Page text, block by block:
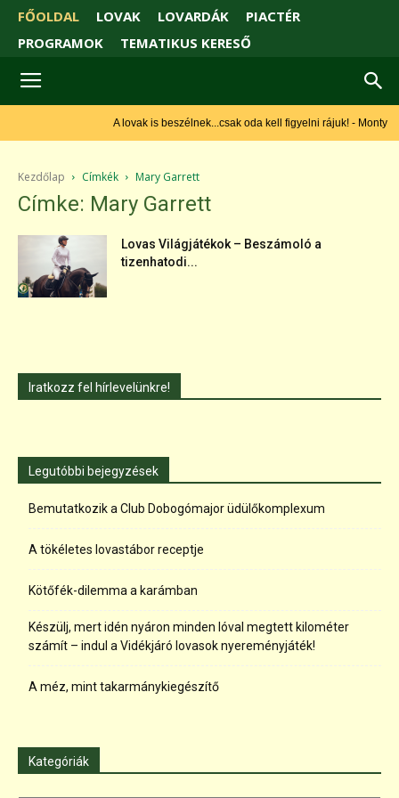
FŐOLDAL LOVAK LOVARDÁK
PIACTÉR
PROGRAMOK
TEMATIKUS KERESŐ
A lovak is beszélnek...csak oda kell figyelni rájuk! - Monty
Kezdőlap Címkék Mary Garrett
Címke: Mary Garrett
Lovas Világjátékok – Beszámoló a
tizenhatodi...
Iratkozz fel hírlevelünkre!
Legutóbbi bejegyzések
Bemutatkozik a Club Dobogómajor üdülőkomplexum
A tökéletes lovastábor receptje
Kötőfék-dilemma a karámban
Készülj, mert idén nyáron minden lóval megtett kilométer
számít – indul a Vidékjáró lovasok nyereményjáték!
A méz, mint takarmánykiegészítő
Kategóriák